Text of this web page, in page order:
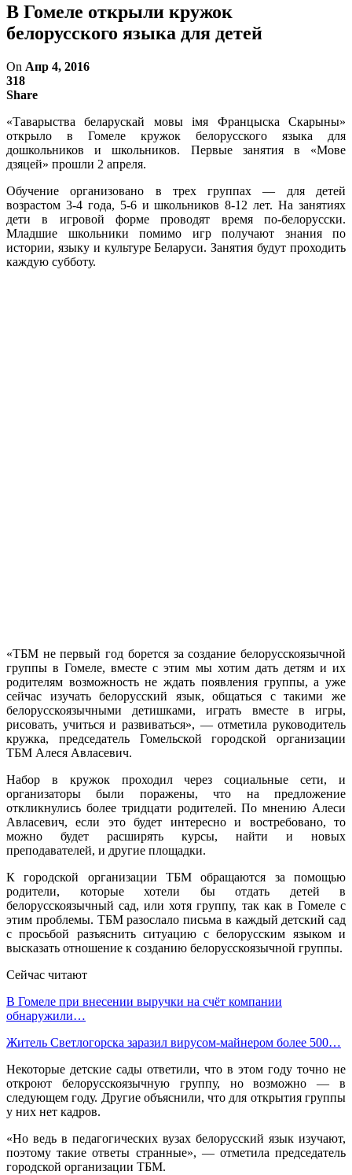
В Гомеле открыли кружок
белорусского языка для детей
On Апр 4, 2016
318
Share
«Таварыства беларускай мовы імя Францыска Скарыны»
открыло в Гомеле кружок белорусского языка для
дошкольников и школьников. Первые занятия в «Мове
дзяцей» прошли 2 апреля.
Обучение организовано в трех группах — для детей
возрастом 3-4 года, 5-6 и школьников 8-12 лет. На занятиях
дети в игровой форме проводят время по-белорусски.
Младшие школьники помимо игр получают знания по
истории, языку и культуре Беларуси. Занятия будут проходить
каждую субботу.
«ТБМ не первый год борется за создание белорусскоязычной
группы в Гомеле, вместе с этим мы хотим дать детям и их
родителям возможность не ждать появления группы, а уже
сейчас изучать белорусский язык, общаться с такими же
белорусскоязычными детишками, играть вместе в игры,
рисовать, учиться и развиваться», — отметила руководитель
кружка, председатель Гомельской городской организации
ТБМ Алеся Авласевич.
Набор в кружок проходил через социальные сети, и
организаторы были поражены, что на предложение
откликнулись более тридцати родителей. По мнению Алеси
Авласевич, если это будет интересно и востребовано, то
можно будет расширять курсы, найти и новых
преподавателей, и другие площадки.
К городской организации ТБМ обращаются за помощью
родители, которые хотели бы отдать детей в
белорусскоязычный сад, или хотя группу, так как в Гомеле с
этим проблемы. ТБМ разослало письма в каждый детский сад
с просьбой разъяснить ситуацию с белорусским языком и
высказать отношение к созданию белорусскоязычной группы.
Сейчас читают
В Гомеле при внесении выручки на счёт компании
обнаружили…
Житель Светлогорска заразил вирусом-майнером более 500…
Некоторые детские сады ответили, что в этом году точно не
откроют белорусскоязычную группу, но возможно — в
следующем году. Другие объяснили, что для открытия группы
у них нет кадров.
«Но ведь в педагогических вузах белорусский язык изучают,
поэтому такие ответы странные», — отметила председатель
городской организации ТБМ.